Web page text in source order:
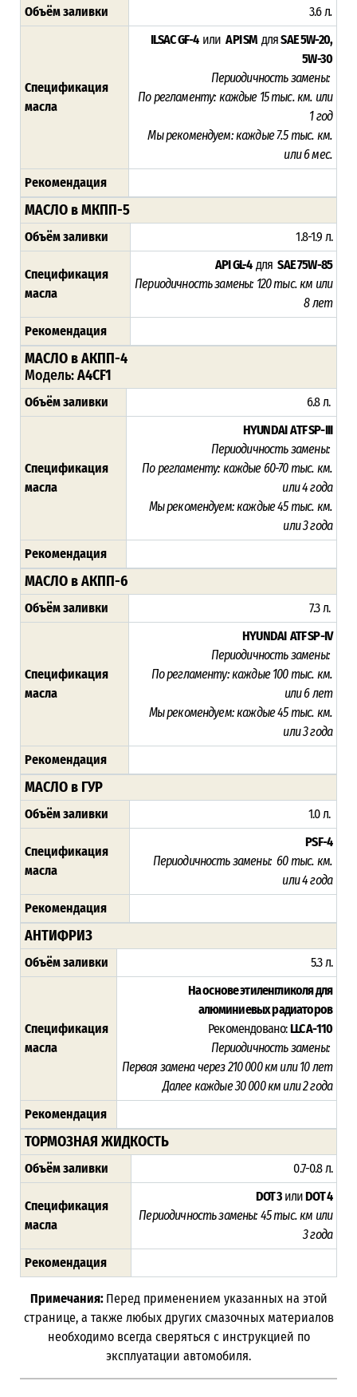
Объём заливки 3.6 л.
Спецификация
масла
ILSAC GF-4 илиAPI SM дляSAE 5W-20,
5W-30
Периодичность замены:
По регламенту: каждые 15 тыс. км. или
1 год
Мы рекомендуем:каждые 7.5 тыс. км.
или 6 мес.
Рекомендация
МАСЛО в МКПП-5
Объём заливки 1.8-1.9 л.
Спецификация
масла
API GL-4 дляSAE 75W-85
Периодичность замены: 120 тыс. км или
8 лет
Рекомендация
МАСЛО в АКПП-4
Модель:A4CF1
Объём заливки 6.8 л.
Спецификация
масла
HYUNDAI ATF SP-III
Периодичность замены:
По регламенту: каждые 60-70 тыс. км.
или 4 года
Мы рекомендуем:каждые 45 тыс. км.
или 3 года
Рекомендация
МАСЛО в АКПП-6
Объём заливки 7.3 л.
Спецификация
масла
HYUNDAI ATF SP-IV
Периодичность замены:
По регламенту:каждые 100 тыс. км.
или 6 лет
Мы рекомендуем:каждые 45 тыс. км.
или 3 года
Рекомендация
МАСЛО в ГУР
Объём заливки 1.0 л.
Спецификация
масла
PSF-4
Периодичность замены:60 тыс. км.
или 4 года
Рекомендация
АНТИФРИЗ
Объём заливки 5.3 л.
Спецификация
масла
На основе этиленгликоля для
алюминиевых радиаторов
Рекомендовано:LLC A-110
Периодичность замены:
Первая замена через 210 000 км или 10 лет
Далее каждые 30 000 км или 2 года
Рекомендация
ТОРМОЗНАЯ ЖИДКОСТЬ
Объём заливки 0.7-0.8 л.
Спецификация
масла
DOT 3 илиDOT 4
Периодичность замены: 45 тыс. км или
3 года
Рекомендация
Примечания: Перед применением указанных на этой
странице, а также любых других смазочных материалов
необходимо всегда сверяться с инструкцией по
эксплуатации автомобиля.